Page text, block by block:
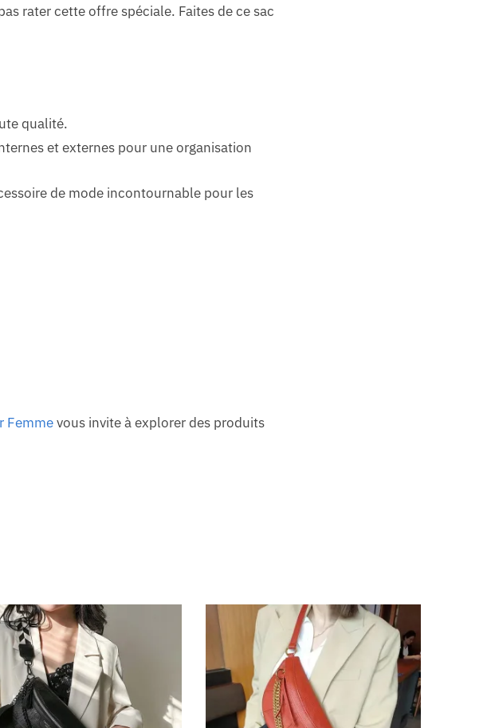
rater cette offre spéciale. Faites de ce sac
qualité.
et externes pour une organisation
de mode incontournable pour les
Femmevous invite à explorer des produits